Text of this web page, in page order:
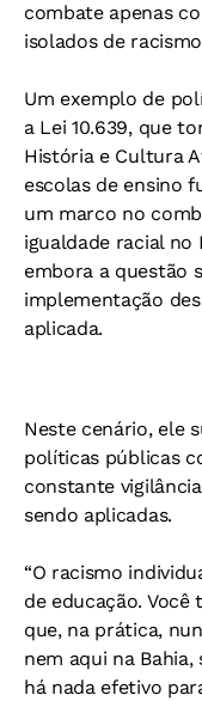
combate apenas
isolados de
Um exemplo de
a Lei 10.639, que
História e Cultura
escolas de ensino
um marco no
igualdade racial no
embora a questão
implementação
aplicada.
Neste cenário, ele
políticas públicas
constante
sendo aplicadas.
“O racismo
de educação. Você
que, na prática,
nem aqui na
há nada efetivo